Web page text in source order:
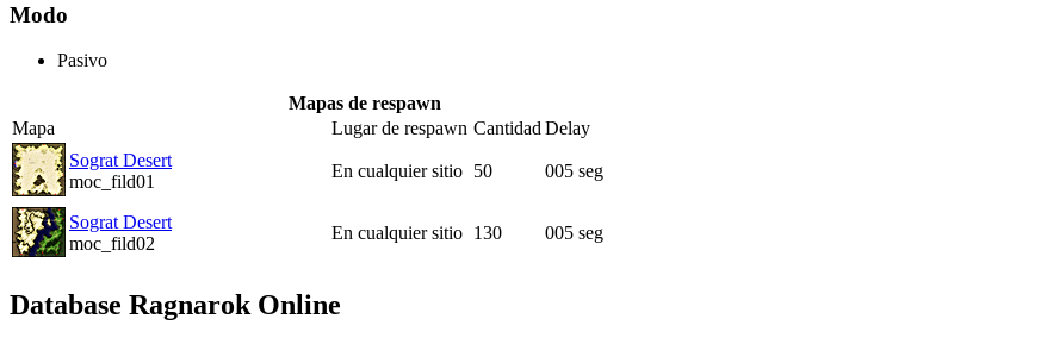
Modo
Pasivo
Mapas de respawn
Mapa
Lugar de respawn Cantidad Delay
Sograt Desert
moc_fild01
En cualquier sitio 50 005 seg
Sograt Desert
moc_fild02
En cualquier sitio 130 005 seg
Database Ragnarok Online